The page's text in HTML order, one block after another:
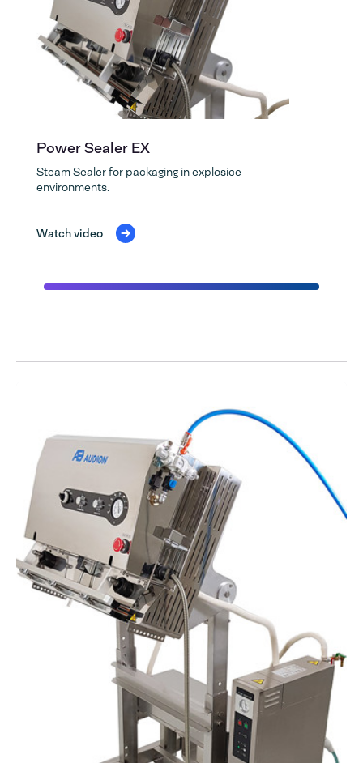
Power Sealer EX
Steam Sealer for packaging in explosice
environments.
Watch video